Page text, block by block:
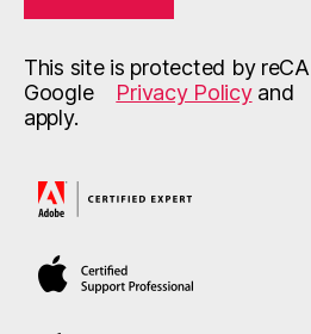
This site is protected by
Google Privacy Policyand
apply.